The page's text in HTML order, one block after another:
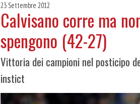
23 Settembre 2012
Calvisano corre ma
spengono (42-27)
Vittoria dei campioni nel posticipo
instict